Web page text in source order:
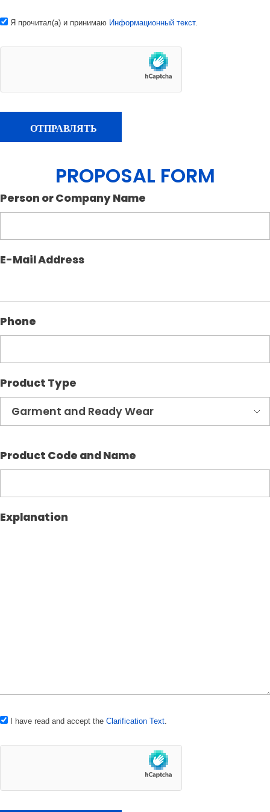
Я прочитал(а) и принимаю Информационный текст.
PROPOSAL FORM
Person or Company Name
E-Mail Address
Phone
Product Type
Product Code and Name
Explanation
I have read and accept the Clarification Text.